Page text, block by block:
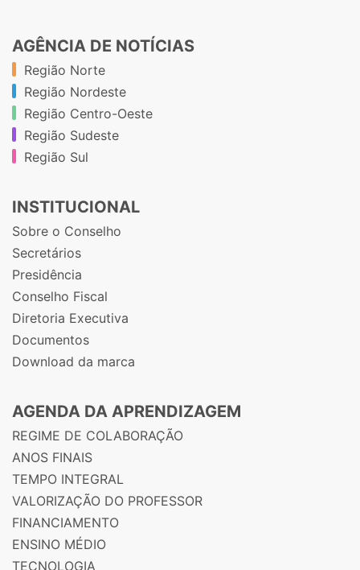
AGÊNCIA DE NOTÍCIAS
Região Norte
Região Nordeste
Região Centro-Oeste
Região Sudeste
Região Sul
INSTITUCIONAL
Sobre o Conselho
Secretários
Presidência
Conselho Fiscal
Diretoria Executiva
Documentos
Download da marca
AGENDA DA APRENDIZAGEM
REGIME DE COLABORAÇÃO
ANOS FINAIS
TEMPO INTEGRAL
VALORIZAÇÃO DO PROFESSOR
FINANCIAMENTO
ENSINO MÉDIO
TECNOLOGIA